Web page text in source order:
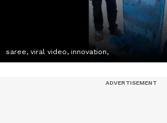
saree, viral video, innovation,